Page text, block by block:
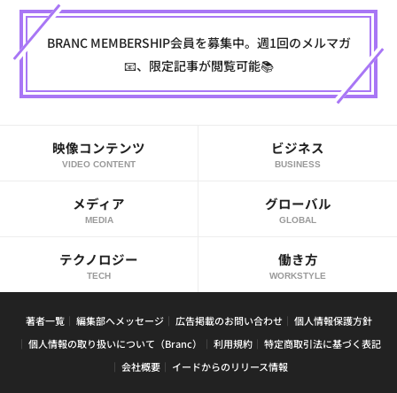
BRANC MEMBERSHIP会員を募集中。週1回のメルマガ
📧、限定記事が閲覧可能📚
映像コンテンツ
VIDEO CONTENT
ビジネス
BUSINESS
メディア
MEDIA
グローバル
GLOBAL
テクノロジー
TECH
働き方
WORKSTYLE
著者一覧 編集部へメッセージ 広告掲載のお問い合わせ
個人情報保護方針
個人情報の取り扱いについて（Branc）
利用規約
特定商取引法に基づく表記
会社概要
イードからのリリース情報